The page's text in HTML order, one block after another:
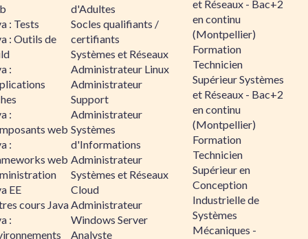
: Tests
: Outils de
:
:
web
:
web
EE
cours Java
:
d'Adultes
Socles qualifiants /
certifiants
Systèmes et Réseaux
Administrateur Linux
Administrateur
Support
Administrateur
Systèmes
d'Informations
Administrateur
Systèmes et Réseaux
Cloud
Administrateur
Windows Server
Analyste
et Réseaux - Bac+2
en continu
(Montpellier)
Formation
Technicien
Supérieur Systèmes
et Réseaux - Bac+2
en continu
(Montpellier)
Formation
Technicien
Supérieur en
Conception
Industrielle de
Systèmes
Mécaniques -